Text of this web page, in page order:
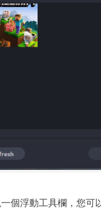
個浮動工具欄，您可